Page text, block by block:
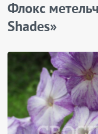
Флокс
Shades»